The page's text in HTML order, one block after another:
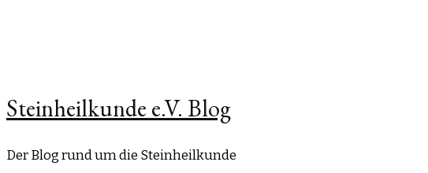
Steinheilkunde e.V. Blog
Der Blog rund um die Steinheilkunde